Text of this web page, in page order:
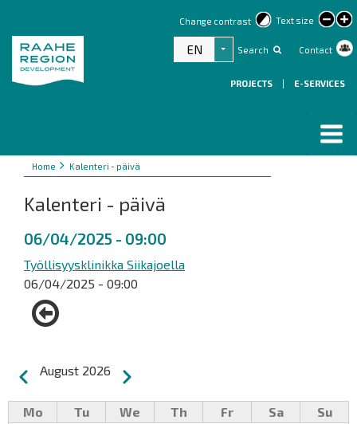
Text size
text
Change contrast
Search Contact
EN List additional actions
PROJECTS | E-SERVICES
Breadcrumbs
You
here:
Home Kalenteri - päivä
Kalenteri - päivä
06/04/2025 - 09:00
Työllisyysklinikka Siikajoella
06/04/2025 - 09:00
Pagination
Previous
August 2026 Next
Mo Tu We Th Fr Sa
Su